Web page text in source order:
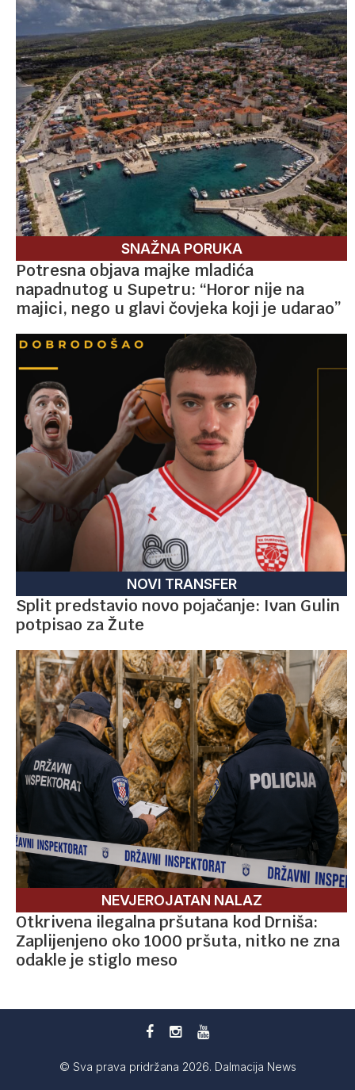
SNAŽNA PORUKA
Potresna objava majke mladića
napadnutog u Supetru: “Horor nije na
majici, nego u glavi čovjeka koji je udarao”
NOVI TRANSFER
Split predstavio novo pojačanje: Ivan Gulin
potpisao za Žute
NEVJEROJATAN NALAZ
Otkrivena ilegalna pršutana kod Drniša:
Zaplijenjeno oko 1000 pršuta, nitko ne zna
odakle je stiglo meso
© Sva prava pridržana 2026. Dalmacija News